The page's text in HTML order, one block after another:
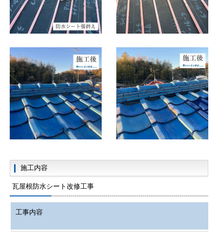
施工内容
瓦屋根防水シート改修工事
工事内容